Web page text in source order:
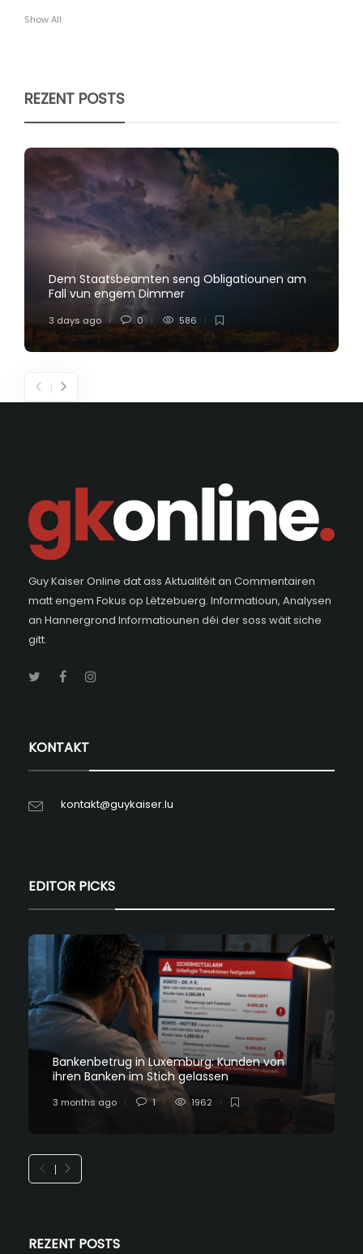
Show All
REZENT POSTS
Dem Staatsbeamten seng Obligatiounen am
Fall vun engem Dimmer
3 days ago 0 586
Guy Kaiser Online dat ass Aktualitéit an Commentairen
matt engem Fokus op Lëtzebuerg. Informatioun, Analysen
an Hannergrond Informatiounen déi der soss wäit siche
gitt.
KONTAKT
kontakt@guykaiser.lu
EDITOR PICKS
Bankenbetrug in Luxemburg: Kunden von
ihren Banken im Stich gelassen
3 months ago 1 1962
REZENT POSTS